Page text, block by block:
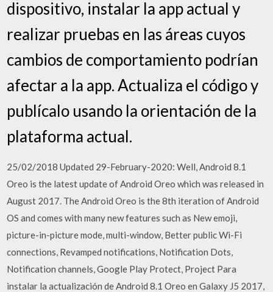
dispositivo, instalar la app actual y
realizar pruebas en las áreas cuyos
cambios de comportamiento podrían
afectar a la app. Actualiza el código y
publícalo usando la orientación de la
plataforma actual.
25/02/2018 Updated 29-February-2020: Well, Android 8.1
Oreo is the latest update of Android Oreo which was released in
August 2017. The Android Oreo is the 8th iteration of Android
OS and comes with many new features such as New emoji,
picture-in-picture mode, multi-window, Better public Wi-Fi
connections, Revamped notifications, Notification Dots,
Notification channels, Google Play Protect, Project Para
instalar la actualización de Android 8.1 Oreo en Galaxy J5 2017,